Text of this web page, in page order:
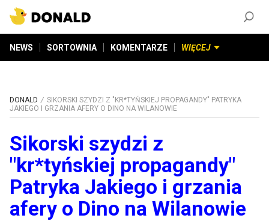
NEWS SORTOWNIA KOMENTARZE WIĘCEJ
DONALD
SIKORSKI SZYDZI Z "KR*TYŃSKIEJ PROPAGANDY" PATRYKA
JAKIEGO I GRZANIA AFERY O DINO NA WILANOWIE
Sikorski szydzi z
"kr*tyńskiej propagandy"
Patryka Jakiego i grzania
afery o Dino na Wilanowie